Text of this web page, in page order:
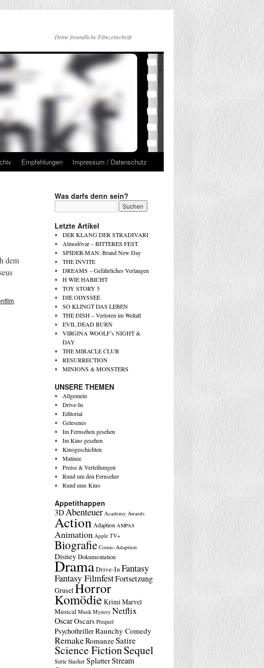
Deine freundliche Filmzeitschrift
Empfehlungen Impressum / Datenschutz
dem
,
Was darfs denn sein?
Letzte Artikel
DER KLANG DER STRADIVARI
Almodóvar – BITTERES FEST
SPIDER-MAN: Brand New Day
THE INVITE
DREAMS – Gefährliches Verlangen
H WIE HABICHT
TOY STORY 5
DIE ODYSSEE
SO KLINGT DAS LEBEN
THE DISH – Verloren im Weltall
EVIL DEAD BURN
VIRGINA WOOLF’s NIGHT &
DAY
THE MIRACLE CLUB
RESURRECTION
MINIONS & MONSTERS
UNSERE THEMEN
Allgemein
Drive-In
Editorial
Gelesenes
Im Fernsehen gesehen
Im Kino gesehen
Kinogeschichten
Matinee
Preise & Verleihungen
Rund um den Fernseher
Rund ums Kino
Appetithappen
3DAbenteuer Academy Awards
Action Adaption AMPAS
Animation Apple TV+
Biografie Comic-Adaption
Disney Dokumentation
DramaDrive-InFantasy
Fantasy FilmfestFortsetzung
GruselHorror
Komödie KrimiMarvel
Musical Musik Mystery Netflix
OscarOscars Prequel
PsychothrillerRaunchy Comedy
RemakeRomanzeSatire
Science FictionSequel
Serie Slasher SplatterStream